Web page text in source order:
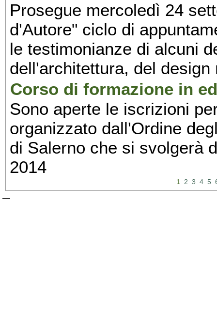
Prosegue mercoledì 24
d'Autore" ciclo di
le testimonianze di alcuni
dell'architettura, del
Corso di formazione in
Sono aperte le iscrizioni
organizzato dall'Ordine
di Salerno che si svolgerà
2014
1 2 3 4 5